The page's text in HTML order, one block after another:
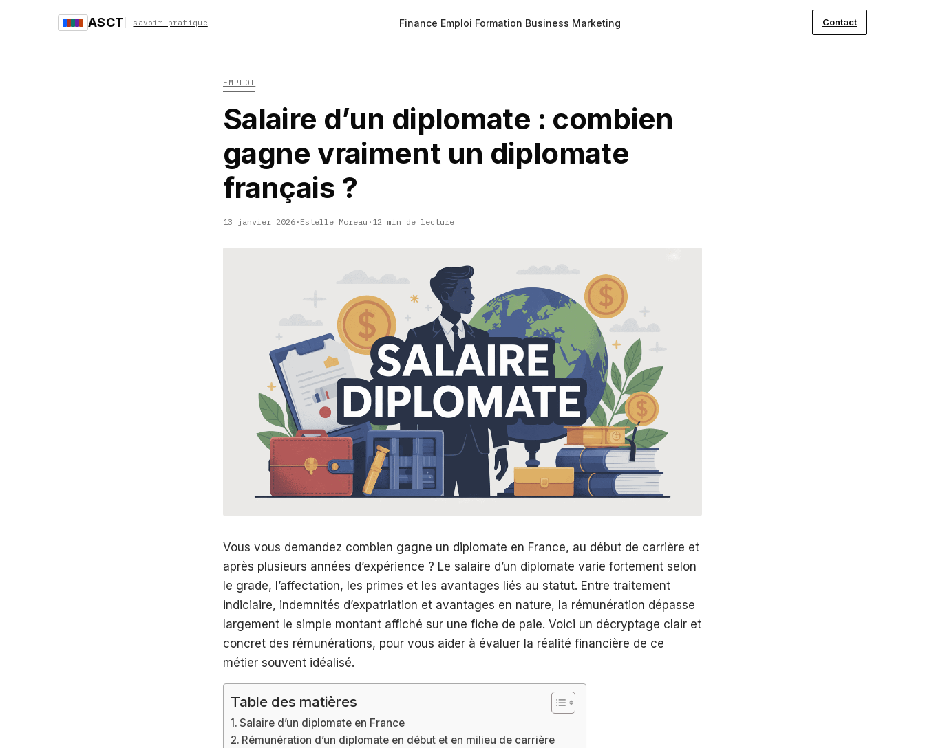
ASCT savoir pratique Finance Emploi Formation Business Marketing Contact
EMPLOI
Salaire d’un diplomate : combien
gagne vraiment un diplomate
français ?
13 janvier 2026 · Estelle Moreau · 12 min de lecture
Vous vous demandez combien gagne un diplomate en France, au début de carrière et
après plusieurs années d’expérience ? Le salaire d’un diplomate varie fortement selon
le grade, l’affectation, les primes et les avantages liés au statut. Entre traitement
indiciaire, indemnités d’expatriation et avantages en nature, la rémunération dépasse
largement le simple montant affiché sur une fiche de paie. Voici un décryptage clair et
concret des rémunérations, pour vous aider à évaluer la réalité financière de ce
métier souvent idéalisé.
Table des matières
Salaire d’un diplomate en France
Rémunération d’un diplomate en début et en milieu de carrière